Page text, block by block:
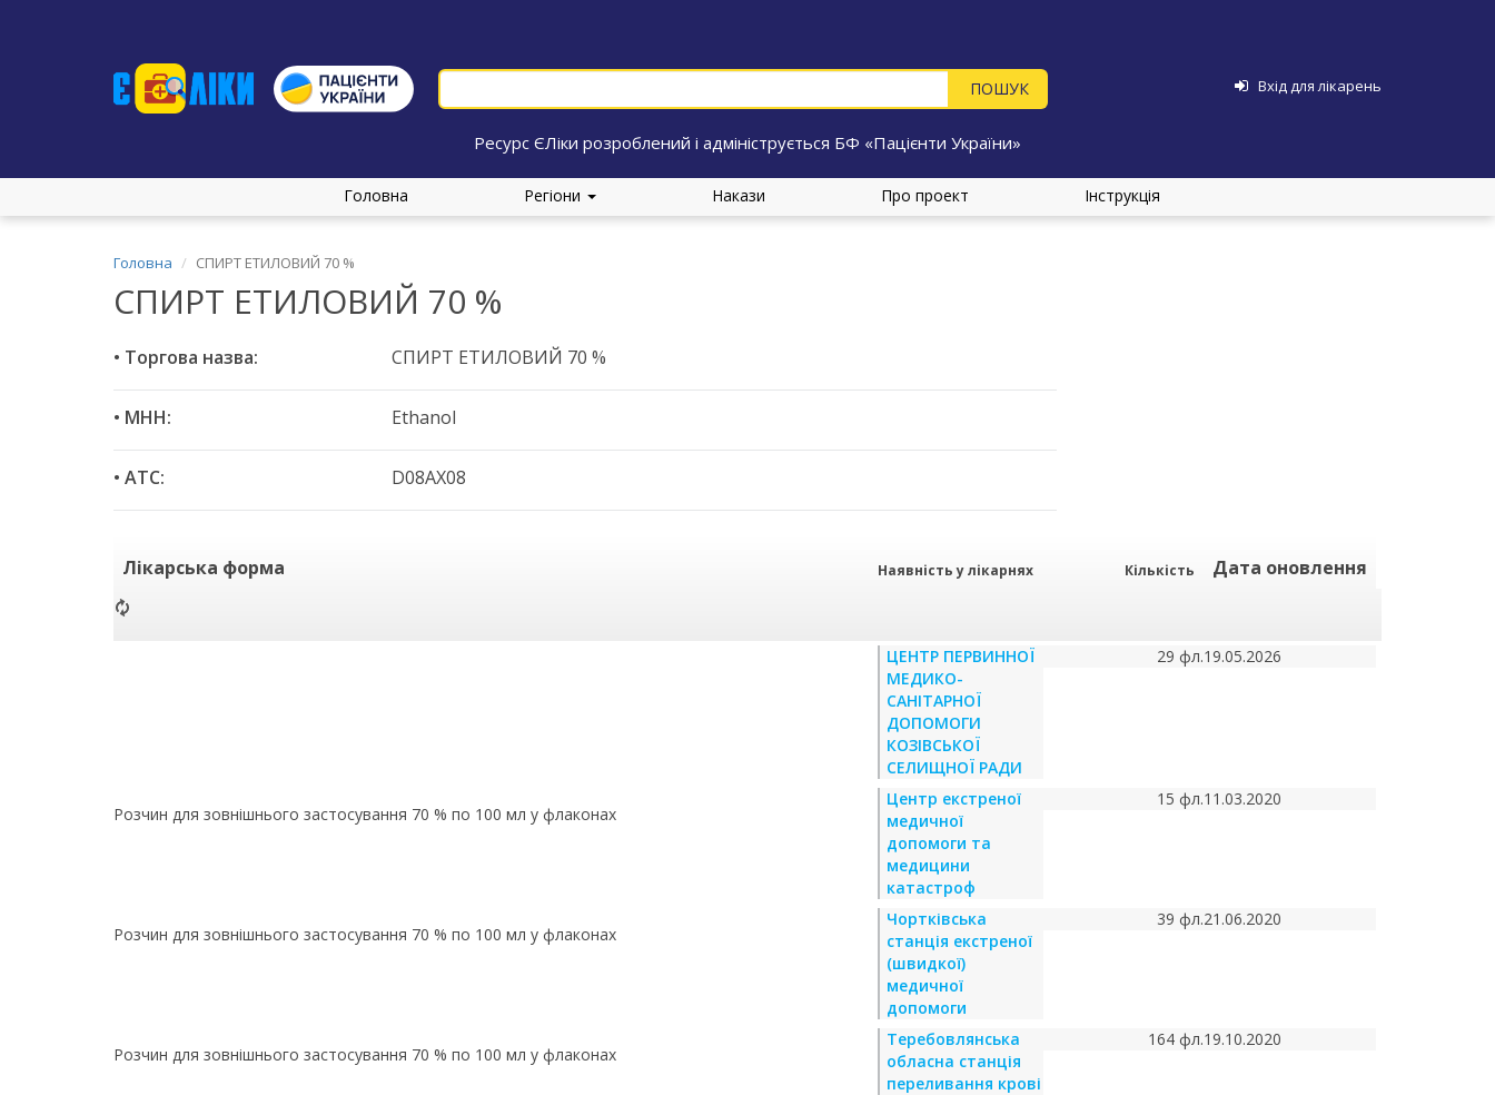
Вхід для лікарень
Ресурс ЄЛіки розроблений і адмініструється БФ «Пацієнти України»
Головна Регіони Накази Про проект Інструкція
Головна СПИРТ ЕТИЛОВИЙ 70 %
СПИРТ ЕТИЛОВИЙ 70 %
• Торгова назва: СПИРТ ЕТИЛОВИЙ 70 %
• МНН: Ethanol
• ATC: D08AX08
Лікарська форма Наявність у лікарнях Кількість Дата оновлення
ЦЕНТР ПЕРВИННОЇ
МЕДИКО-
САНІТАРНОЇ
ДОПОМОГИ
КОЗІВСЬКОЇ
СЕЛИЩНОЇ РАДИ
29 фл.19.05.2026
Розчин для зовнішнього застосування 70 % по 100 мл у флаконах
Центр екстреної
медичної
допомоги та
медицини
катастроф
15 фл.11.03.2020
Розчин для зовнішнього застосування 70 % по 100 мл у флаконах
Чортківська
станція екстреної
(швидкої)
медичної
допомоги
39 фл.21.06.2020
Розчин для зовнішнього застосування 70 % по 100 мл у флаконах
Теребовлянська
обласна станція
переливання крові
164 фл.19.10.2020